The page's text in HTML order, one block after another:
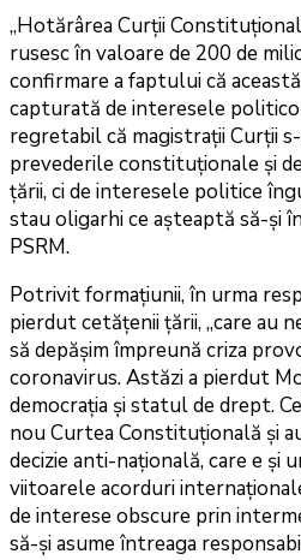
„Hotărârea Curții
rusesc în valoare de 200 de
confirmare a faptului că
capturată de interesele
regretabil că magistrații Curții
prevederile constituționale și
țării, ci de interesele politice
stau oligarhi ce așteaptă să-și
PSRM.
Potrivit formațiunii, în urma
pierdut cetățenii țării, „care au
să depășim împreună criza
coronavirus. Astăzi a pierdut
democrația și statul de drept.
nou Curtea Constituțională și
decizie anti-națională, care e și
viitoarele acorduri
de interese obscure prin
să-și asume întreaga